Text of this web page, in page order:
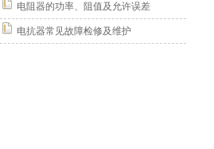
电阻器的功率、阻值及允许误差
电抗器常见故障检修及维护